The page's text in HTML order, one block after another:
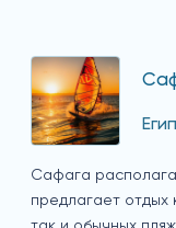
Сафага
предлагает отдых